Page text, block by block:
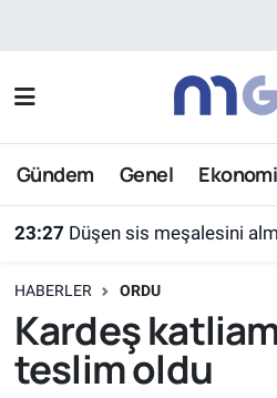
Gündem Genel Ekonomi
23:27 Düşen sis meşalesini almak
HABERLER ORDU
Kardeş
teslim oldu
Nöbetçi Eczaneler
Hava Durumu
Süper Lig Puan Durumu
Tüm Manşetler